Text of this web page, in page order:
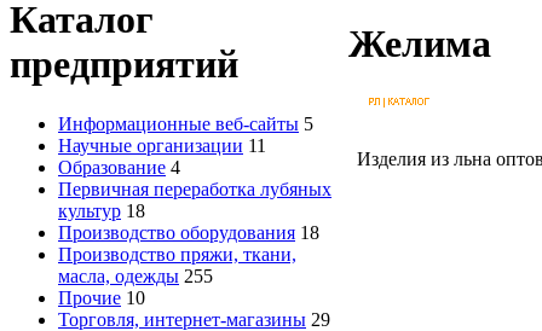
Каталог
предприятий
Информационные веб-сайты 5
Научные организации 11
Образование 4
Первичная переработка лубяных
культур 18
Производство оборудования 18
Производство пряжи, ткани,
масла, одежды 255
Прочие 10
Торговля, интернет-магазины 29
Желима
Изделия из льна